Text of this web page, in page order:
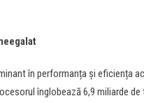
în performanța și eficiența
înglobează 6,9 miliarde